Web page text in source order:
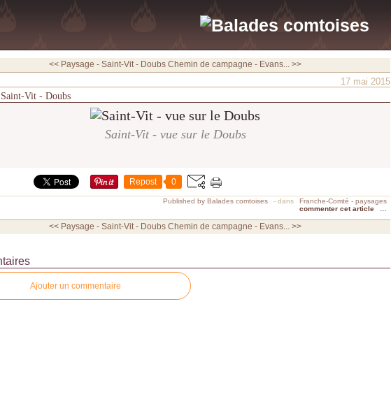
<< Paysage - Saint-Vit - Doubs Chemin de campagne - Evans... >>
17 mai 2015
Saint-Vit - Doubs
Saint-Vit - vue sur le Doubs
Repost 0
Published by Balades comtoises - dans
Franche-Comté - paysages
commenter cet article
<< Paysage - Saint-Vit - Doubs Chemin de campagne - Evans... >>
Ajouter un commentaire